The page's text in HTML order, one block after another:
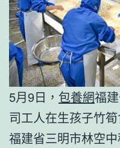
5月9日， 包養網福
司工人在生孩子竹筍
福建省三明市林空